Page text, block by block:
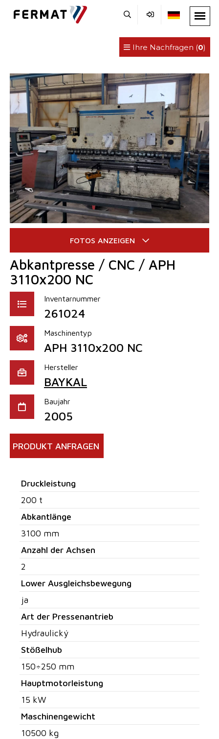
Ihre Nachfragen (0)
Abkantpresse / CNC / APH
3110x200 NC
Inventarnummer
261024
Maschinentyp
APH 3110x200 NC
Hersteller
BAYKAL
Baujahr
2005
PRODUKT ANFRAGEN
Druckleistung
200 t
Abkantlänge
3100 mm
Anzahl der Achsen
2
Lower Ausgleichsbewegung
ja
Art der Pressenantrieb
Hydraulický
Stößelhub
150÷250 mm
Hauptmotorleistung
15 kW
Maschinengewicht
10500 kg